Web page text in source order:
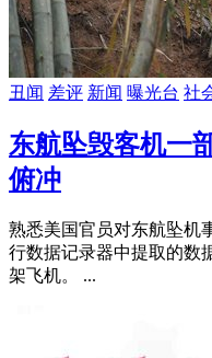
丑闻 差评 新闻 曝光台 社
东航坠毁客机一
俯冲
熟悉美国官员对东航坠机
行数据记录器中提取的数
架飞机。 ...